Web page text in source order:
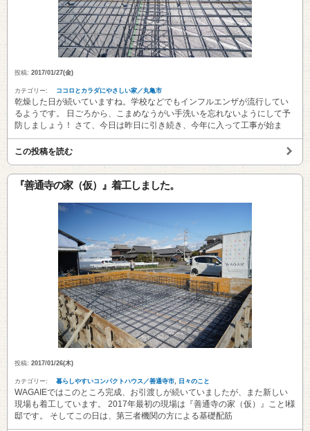
投稿: 2017/01/27(金)
カテゴリー: ココロとカラダにやさしい家／丸亀市
乾燥した日が続いていますね。学校などでもインフルエンザが流行してい
るようです。 日ごろから、こまめなうがい手洗いを忘れないようにして予
防しましょう！ さて、今日は昨日に引き続き、今年に入って工事が始ま
この投稿を読む
『善通寺の家（仮）』着工しました。
投稿: 2017/01/26(木)
カテゴリー: 暮らしやすいコンパクトハウス／善通寺市, 日々のこと
WAGAIEではこのところ完成、お引渡しが続いていましたが、また新しい
現場も着工しています。 2017年最初の現場は『善通寺の家（仮）』ことI様
邸です。 そしてこの日は、第三者機関の方による基礎配筋